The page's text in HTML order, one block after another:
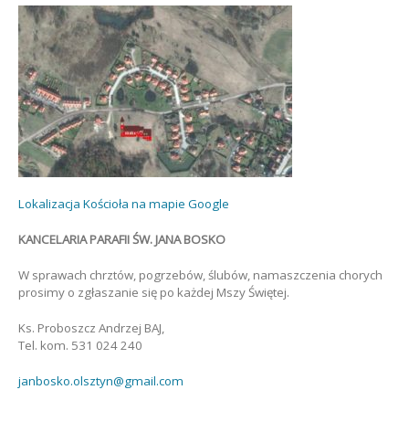
Lokalizacja Kościoła na mapie Google
KANCELARIA PARAFII ŚW. JANA BOSKO
W sprawach chrztów, pogrzebów, ślubów, namaszczenia chorych
prosimy o zgłaszanie się po każdej Mszy Świętej.
Ks. Proboszcz Andrzej BAJ,
Tel. kom. 531 024 240
janbosko.olsztyn@gmail.com